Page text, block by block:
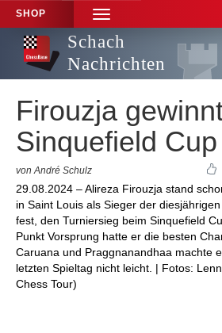
SHOP
TOGGLE
NAVIGATION
Schach
Nachrichten
Firouzja
Sinquefield
von André Schulz
29.08.2024 – Alireza Firouzja stand
in Saint Louis als Sieger der
fest, den Turniersieg beim Sinquefield
Punkt Vorsprung hatte er die besten
Caruana und Praggnanandhaa machte
letzten Spieltag nicht leicht. | Fotos:
Chess Tour)